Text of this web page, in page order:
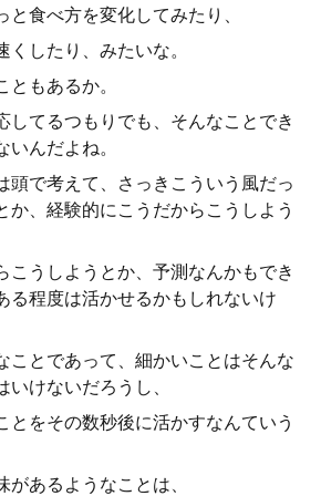
と食べ方を変化してみたり、
したり、みたいな。
ともあるか。
してるつもりでも、そんなことでき
んだよね。
頭で考えて、さっきこういう風だっ
か、経験的にこうだからこうしよう
こうしようとか、予測なんかもでき
る程度は活かせるかもしれないけ
ことであって、細かいことはそんな
けないだろうし、
とをその数秒後に活かすなんていう
あるようなことは、